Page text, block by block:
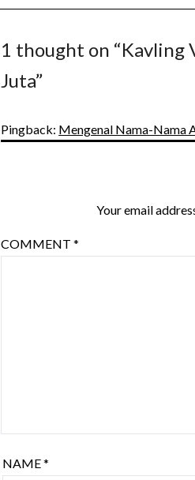
1 thought on “Kavling
Juta”
Pingback: Mengenal Nama-Nama
Your email
COMMENT*
NAME*